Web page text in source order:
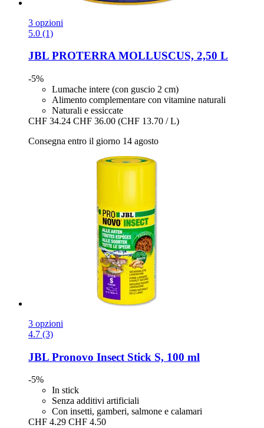
3 opzioni
5.0 (1)
JBL PROTERRA MOLLUSCUS, 2,50 L
-5%
Lumache intere (con guscio 2 cm)
Alimento complementare con vitamine naturali
Naturali e essiccate
CHF 34.24 CHF 36.00 (CHF 13.70 / L)
Consegna entro il giorno 14 agosto
3 opzioni
4.7 (3)
JBL Pronovo Insect Stick S, 100 ml
-5%
In stick
Senza additivi artificiali
Con insetti, gamberi, salmone e calamari
CHF 4.29 CHF 4.50